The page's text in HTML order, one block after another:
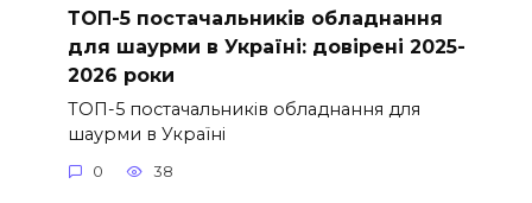
ТОП-5 постачальників обладнання
для шаурми в Україні: довірені 2025-
2026 роки
ТОП-5 постачальників обладнання для
шаурми в Україні
0 38